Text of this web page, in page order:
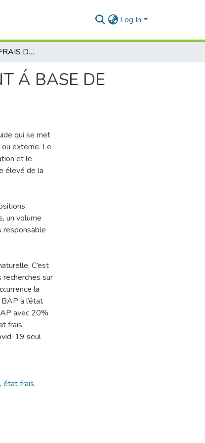
Log In
ÉTUDE Á L’ÉTAT FRAIS D’UN BETON AUTOPLAÇANT Á BASE DE PÉRLITE NATURELLE
Á BASE DE
qui se met
externe. Le
et le
élevé de la
un volume
responsable
C’est
sur
la
à l’état
avec 20%
frais.
19 seul
, état frais.